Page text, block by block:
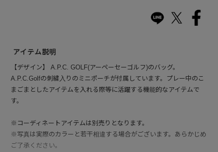
アイテム説明
【デザイン】 A.P.C. GOLF(アーペーセーゴルフ)のバッグ。
A.P.C.Golfの刺繍入りのミニポーチが付属しています。プレー中のこ
まごまとしたアイテムを入れる際等に活躍する機能的なアイテムで
す。
※コーディネートアイテムは別売りとなります。
※写真は実際のカラーと若干相違する場合がございます。あらかじめ
ご了承ください。